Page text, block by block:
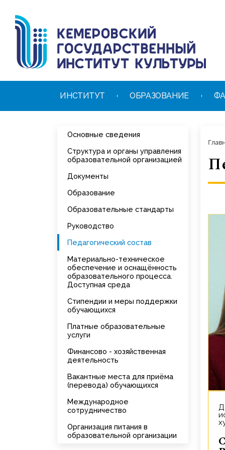
ИНСТИТУТ ОБРАЗОВАНИЕ
Основные сведения
Структура и органы управления
образовательной организацией
Документы
Образование
Образовательные стандарты
Руководство
Педагогический состав
Материально-техническое
обеспечение и оснащённость
образовательного процесса.
Доступная среда
Стипендии и меры поддержки
обучающихся
Платные образовательные
услуги
Финансово - хозяйственная
деятельность
Вакантные места для приёма
(перевода) обучающихся
Международное
сотрудничество
Организация питания в
образовательной организации
Доцент кафедры теории и